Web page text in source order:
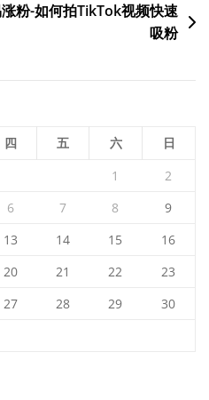
粉-如何拍TikTok视频快速
吸粉
四 五 六
日
1
2
6 7 8
9
13 14 15
16
20 21 22
23
27 28 29
30